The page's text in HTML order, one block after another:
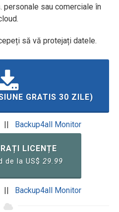
personale sau comerciale în
să vă protejați datele.
GRATIS 30 ZILE)
|| Backup4all Monitor
LICENȚE
de la US$ 29.99
|| Backup4all Monitor